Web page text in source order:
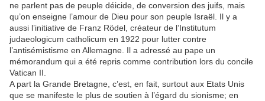
ne parlent pas de peuple déicide, de conversion des juifs, mais
qu’on enseigne l’amour de Dieu pour son peuple Israël. Il y a
aussi l’initiative de Franz Rödel, créateur de l’Institutum
judaeologicum catholicum en 1922 pour lutter contre
l’antisémistisme en Allemagne. Il a adressé au pape un
mémorandum qui a été repris comme contribution lors du concile
Vatican II.
A part la Grande Bretagne, c’est, en fait, surtout aux Etats Unis
que se manifeste le plus de soutien à l’égard du sionisme; en